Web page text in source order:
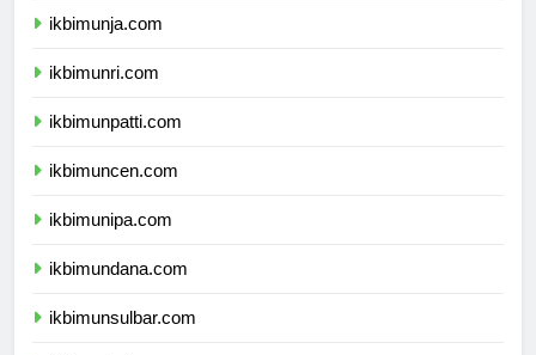
ikbimunja.com
ikbimunri.com
ikbimunpatti.com
ikbimuncen.com
ikbimunipa.com
ikbimundana.com
ikbimunsulbar.com